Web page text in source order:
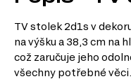
TV stolek 2d1s v
na výšku a 38,3 cm
což zaručuje jeho
všechny potřebné